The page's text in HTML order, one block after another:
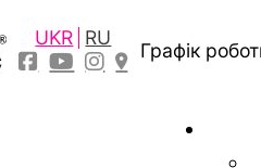
UKR RU
Графік